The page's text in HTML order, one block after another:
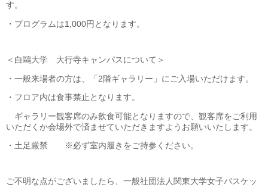
す。
・プログラムは1,000円となります。
＜白鷗大学 大行寺キャンパスについて＞
・一般来場者の方は、「2階ギャラリー」にご入場いただけます。
・フロア内は食事禁止となります。
ギャラリー観客席のみ飲食可能となりますので、観客席をご利用
いただくか会場外で済ませていただきますようお願いいたします。
・土足厳禁 ※必ず室内履きをご持参ください。
ご不明な点がございましたら、一般社団法人関東大学女子バスケッ